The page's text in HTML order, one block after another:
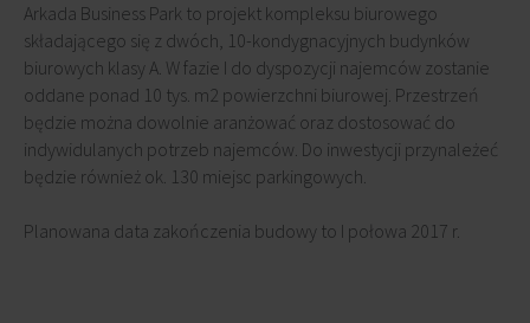
Arkada Business Park to projekt kompleksu biurowego
składającego się z dwóch, 10-kondygnacyjnych budynków
biurowych klasy A. W fazie I do dyspozycji najemców zostanie
oddane ponad 10 tys. m2 powierzchni biurowej. Przestrzeń
będzie można dowolnie aranżować oraz dostosować do
indywidulanych potrzeb najemców. Do inwestycji przynależeć
będzie również ok. 130 miejsc parkingowych.
Planowana data zakończenia budowy to I połowa 2017 r.